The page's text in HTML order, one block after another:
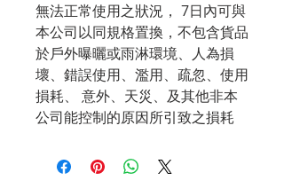
無法正常使用之狀況， 7日內可與
本公司以同規格置換，不包含貨品
於戶外曝曬或雨淋環境、人為損
壞、錯誤使用、濫用、疏忽、使用
損耗、 意外、天災、及其他非本
公司能控制的原因所引致之損耗